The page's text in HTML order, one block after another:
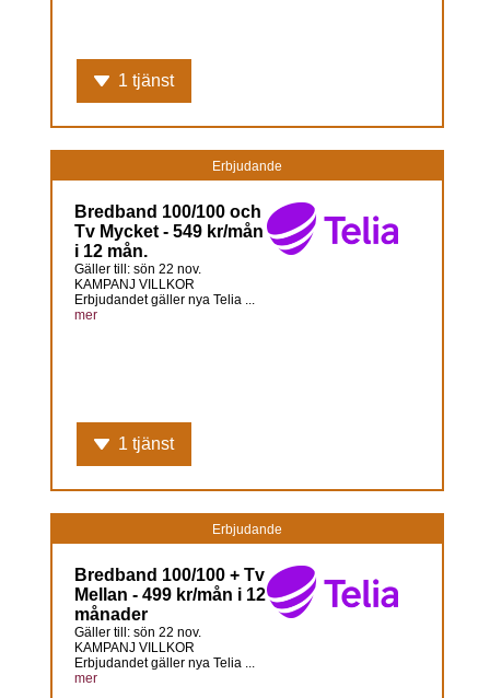
1 tjänst
Erbjudande
Bredband 100/100 och
Tv Mycket - 549 kr/mån
i 12 mån.
Gäller till: sön 22 nov.
KAMPANJ VILLKOR
Erbjudandet gäller nya Telia ...
mer
1 tjänst
Erbjudande
Bredband 100/100 + Tv
Mellan - 499 kr/mån i 12
månader
Gäller till: sön 22 nov.
KAMPANJ VILLKOR
Erbjudandet gäller nya Telia ...
mer